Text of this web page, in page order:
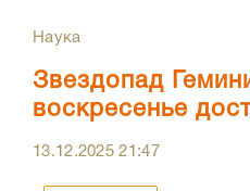
Наука
Звездопад
воскресенье
13.12.202521:47